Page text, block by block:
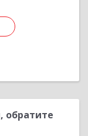
обратите